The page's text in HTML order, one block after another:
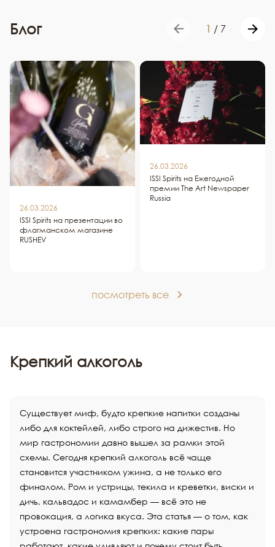
Блог 1 / 7
26.03.2026
ISSI Spirits на презентации во
флагманском магазине
RUSHEV
26.03.2026
ISSI Spirits на Ежегодной
премии The Art Newspaper
Russia
посмотреть все
Крепкий алкоголь
Существует миф, будто крепкие напитки созданы
либо для коктейлей, либо строго на дижестив. Но
мир гастрономии давно вышел за рамки этой
схемы. Сегодня крепкий алкоголь всё чаще
становится участником ужина, а не только его
финалом. Ром и устрицы, текила и креветки, виски и
дичь, кальвадос и камамбер — всё это не
провокация, а логика вкуса. Эта статья — о том, как
устроена гастрономия крепких: какие пары